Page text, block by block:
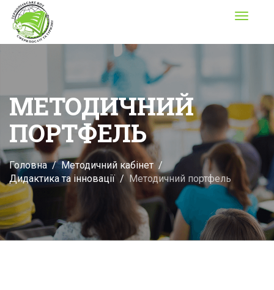
Toggle
МЕТОДИЧНИЙ
ПОРТФЕЛЬ
Головна
Методичний кабінет
Дидактика та інновації
Методичний портфель